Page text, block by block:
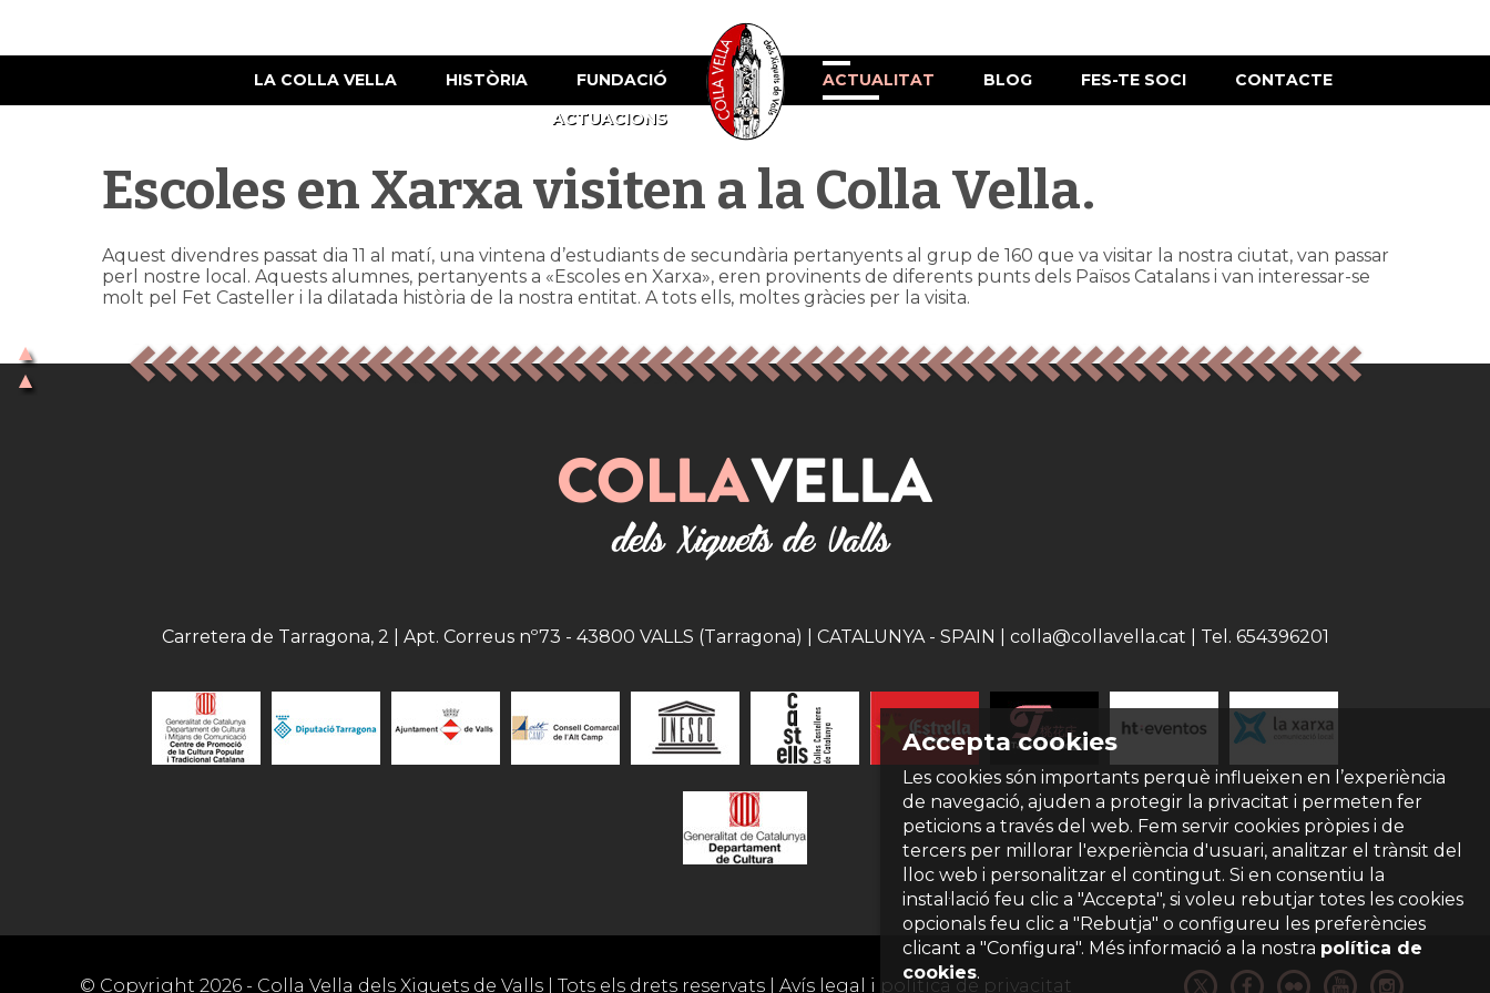
LA COLLA VELLA HISTÒRIA
FUNDACIÓ
ACTUACIONS
ACTUALITAT BLOG FES-TE SOCI CONTACTE
Escoles en Xarxa visiten a la Colla Vella.
Aquest divendres passat dia 11 al matí, una vintena d’estudiants de secundària pertanyents al grup de 160 que va visitar la nostra ciutat, van passar
perl nostre local. Aquests alumnes, pertanyents a «Escoles en Xarxa», eren provinents de diferents punts dels Països Catalans i van interessar-se
molt pel Fet Casteller i la dilatada història de la nostra entitat. A tots ells, moltes gràcies per la visita.
Accepta cookies
Les cookies són importants perquè influeixen en l’experiència
de navegació, ajuden a protegir la privacitat i permeten fer
peticions a través del web. Fem servir cookies pròpies i de
tercers per millorar l'experiència d'usuari, analitzar el trànsit del
lloc web i personalitzar el contingut. Si en consentiu la
instal·lació feu clic a "Accepta", si voleu rebutjar totes les cookies
opcionals feu clic a "Rebutja" o configureu les preferències
clicant a "Configura". Més informació a la nostra política de
cookies.
Carretera de Tarragona, 2 | Apt. Correus nº73 - 43800 VALLS (Tarragona) | CATALUNYA - SPAIN | colla@collavella.cat | Tel. 654396201
© Copyright 2026 - Colla Vella dels Xiquets de Valls | Tots els drets reservats | Avís legal i política de privacitat